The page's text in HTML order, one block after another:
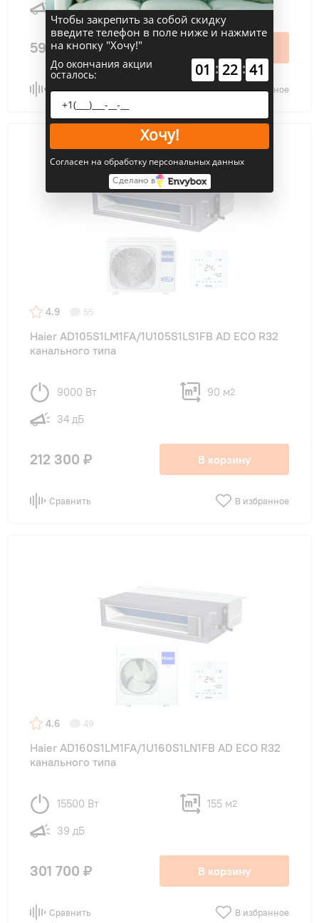
45 дБ
590 300 ₽
Сравнить В избранное
4.9 55
Haier AD105S1LM1FA/1U105S1LS1FB AD ECO R32
канального типа
9000 Вт 90 м2
34 дБ
212 300 ₽ В корзину
Сравнить В избранное
4.6 49
Haier AD160S1LM1FA/1U160S1LN1FB AD ECO R32
канального типа
15500 Вт 155 м2
39 дБ
301 700 ₽ В корзину
Сравнить В избранное
Чтобы закрепить за собой скидку
введите телефон в поле ниже и нажмите
на кнопку "Хочу!"
До окончания акции
осталось: 01 : 22 : 40
Хочу!
Согласен на обработку персональных данных
Сделано в